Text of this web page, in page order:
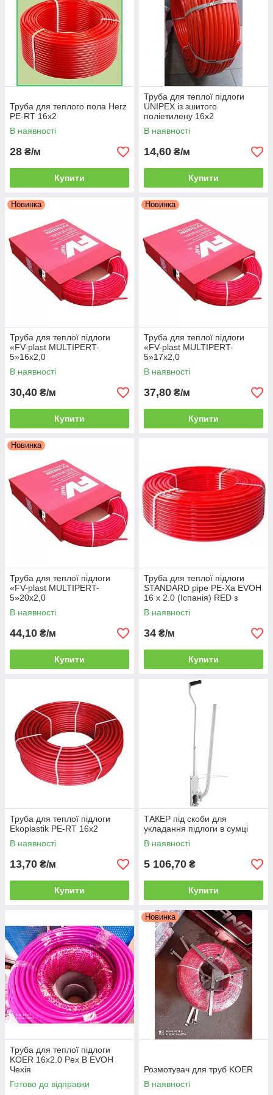
достигает 100 лет.
Даже в минусовой температуре (-20°С) труба
проявляет высокие эластичные свойства.
Спокойно переносит воздействие ультрафиолета.
Имеет минимально гидравлическое сопротивление
(коэффициент шероховатости 0,125 мкм).
Молекулярная плотность – 0,941 г/см3.
Максимальная рабочая температура 95°С.
Пиковая кратковременная температура ― 110°С.
Устойчива к коррозии, что не дает появляться на
Малый коэффициент линейного расширения (1,8
104/к).
Устойчива к абразивному износу.
Кислородный барьер трубы выполнен слоем EVOH.
Повышенная ударная вязкость даже при минусовой
температуре.
Під час монтажу можливо використовувати різні
сполуки: зварні та натяжні муфти, опресовочный і
обжимний фітинги, клей і т. д.
Труба для теплого пола Herz
PE-RT 16х2
В наявності
28 ₴/м
Купити
Труба для теплої підлоги
UNIPEX із зшитого
поліетилену 16х2
В наявності
14,60 ₴/м
Купити
Новинка
Труба для теплої підлоги
«FV-plast MULTIPERT-
5»16х2,0
В наявності
30,40 ₴/м
Купити
Новинка
Труба для теплої підлоги
«FV-plast MULTIPERT-
5»17х2,0
В наявності
37,80 ₴/м
Купити
Новинка
Труба для теплої підлоги
«FV-plast MULTIPERT-
5»20х2,0
В наявності
44,10 ₴/м
Купити
Труба для теплої підлоги
STANDARD pipe PE-Ха EVOH
16 х 2.0 (Іспанія) RED з
кисневим бар'єром
В наявності
34 ₴/м
Купити
Труба для теплої підлоги
Ekoplastik PE-RT 16х2
В наявності
13,70 ₴/м
Купити
ТАКЕР під скоби для
укладання підлоги в сумці
В наявності
5 106,70 ₴
Купити
Труба для теплої підлоги
KOER 16х2.0 Pex B EVOH
Чехія
Готово до відправки
Новинка
Розмотувач для труб KOER
В наявності